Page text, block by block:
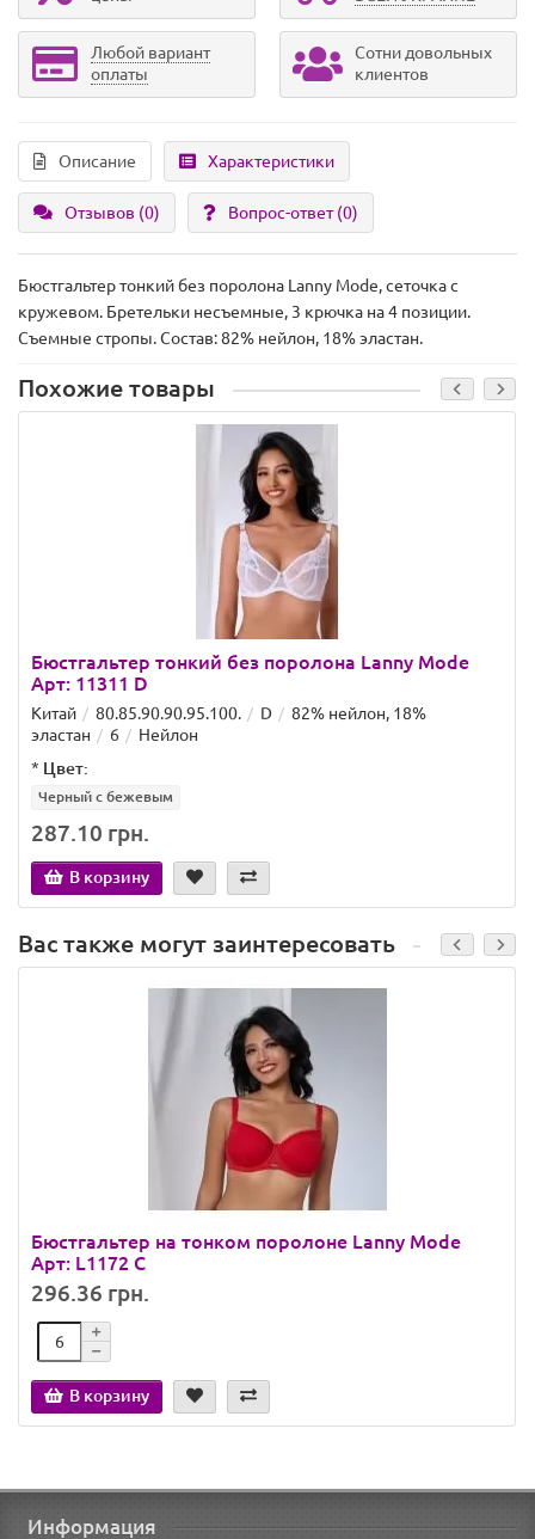
Любой вариант
оплаты
Сотни довольных
клиентов
Описание Характеристики
Отзывов (0) Вопрос-ответ(0)
Бюстгальтер тонкий без поролона Lanny Mode, сеточка с
кружевом. Бретельки несъемные, 3 крючка на 4 позиции.
Съемные стропы. Состав: 82% нейлон, 18% эластан.
Похожие товары
Бюстгальтер тонкий без поролона Lanny Mode
Арт: 11311 D
Китай 80.85.90.90.95.100. D
82% нейлон, 18%
эластан
6
Нейлон
* Цвет:
Черный с бежевым
287.10 грн.
В корзину
Вас также могут заинтересовать
Бюстгальтер на тонком поролоне Lanny Mode
Арт: L1172 C
296.36 грн.
В корзину
Информация